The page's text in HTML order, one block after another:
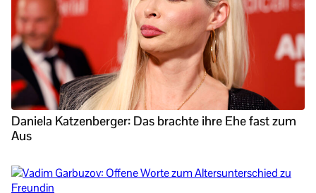
Daniela Katzenberger: Das brachte ihre Ehe fast zum
Aus